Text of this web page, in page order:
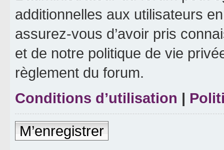
additionnelles aux utilisateurs
assurez-vous d’avoir pris
et de notre politique de vie
règlement du forum.
Conditions d’utilisation |
M’enregistrer